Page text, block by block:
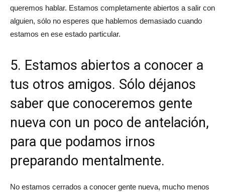
queremos hablar. Estamos completamente abiertos a salir con
alguien, sólo no esperes que hablemos demasiado cuando
estamos en ese estado particular.
5. Estamos abiertos a conocer a
tus otros amigos. Sólo déjanos
saber que conoceremos gente
nueva con un poco de antelación,
para que podamos irnos
preparando mentalmente.
No estamos cerrados a conocer gente nueva, mucho menos